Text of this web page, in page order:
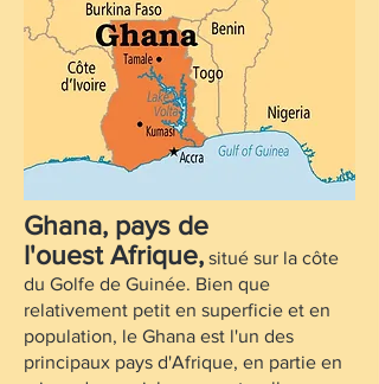
Ghana, pays de
l'ouest Afrique, situé sur la côte
du Golfe de Guinée. Bien que
relativement petit en superficie et en
population, le Ghana est l'un des
principaux pays d'Afrique, en partie en